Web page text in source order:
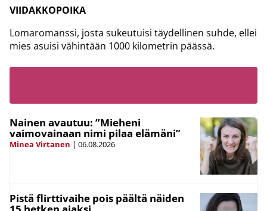
VIIDAKKOPOIKA
Lomaromanssi, josta sukeutuisi täydellinen suhde, ellei
mies asuisi vähintään 1000 kilometrin päässä.
Nainen avautuu: ”Mieheni
vaimovainaan nimi pilaa elämäni”
Minea Virtanen | 06.08.2026
Pistä flirttivaihe pois päältä näiden